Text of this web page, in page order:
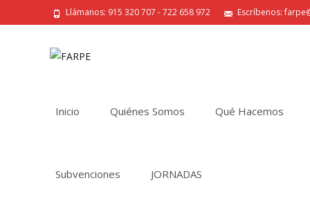
Llámanos: 915 320 707 - 722 658 972 Escríbenos:
Inicio Quiénes Somos Qué Hacemos
Subvenciones JORNADAS